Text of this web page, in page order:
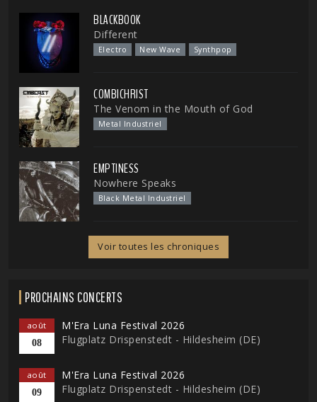
BLACKBOOK
Different
Electro New Wave Synthpop
COMBICHRIST
The Venom in the Mouth of God
Metal Industriel
EMPTINESS
Nowhere Speaks
Black Metal Industriel
Voir toutes les chroniques
PROCHAINS CONCERTS
août
08
M'Era Luna Festival 2026
Flugplatz Drispenstedt - Hildesheim (DE)
août
09
M'Era Luna Festival 2026
Flugplatz Drispenstedt - Hildesheim (DE)